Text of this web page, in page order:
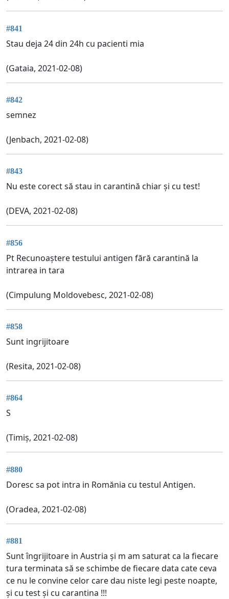
#841
Stau deja 24 din 24h cu pacienti mia
(Gataia, 2021-02-08)
#842
semnez
(Jenbach, 2021-02-08)
#843
Nu este corect să stau in carantină chiar și cu test!
(DEVA, 2021-02-08)
#856
Pt Recunoaștere testului antigen fără carantină la
intrarea in tara
(Cimpulung Moldovebesc, 2021-02-08)
#858
Sunt ingrijitoare
(Resita, 2021-02-08)
#864
S
(Timiș, 2021-02-08)
#880
Doresc sa pot intra in Romănia cu testul Antigen.
(Oradea, 2021-02-08)
#881
Sunt îngrijitoare in Austria și m am saturat ca la fiecare
tura terminata să se schimbe de fiecare data cate ceva
ce nu le convine celor care dau niste legi peste noapte,
și cu test și cu carantina !!!